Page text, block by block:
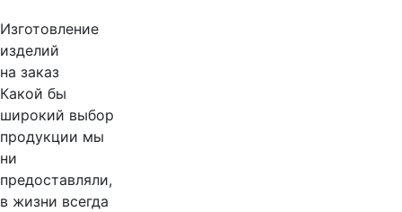
Изготовление
изделий
на заказ
Какой бы
широкий выбор
продукции мы
ни
предоставляли,
в жизни всегда